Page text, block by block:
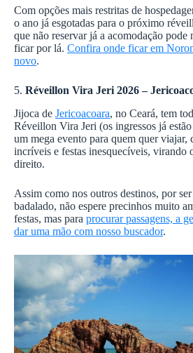
Com opções mais restritas de
o ano já esgotadas para o próximo
que não reservar já a acomodação pode
ficar por lá. Confira onde ficar em
novo.
5. Réveillon Vira Jeri 2026 –
Jijoca de Jericoacoara, no Ceará, tem
Réveillon Vira Jeri (os ingressos já
um mega evento para quem quer viajar,
incríveis e festas inesquecíveis, virando
direito.
Assim como nos outros destinos, por
badalado, não espere precinhos muito
festas, mas para procurar passagens, a
dar uma mão com nosso buscador.